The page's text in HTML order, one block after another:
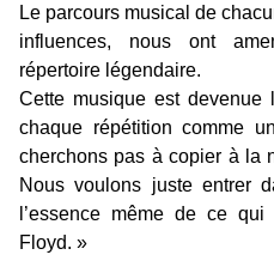
Le parcours musical de
influences, nous ont
répertoire légendaire.
Cette musique est devenue
chaque répétition comme
cherchons pas à copier à la
Nous voulons juste entrer
l’essence même de ce
Floyd. »